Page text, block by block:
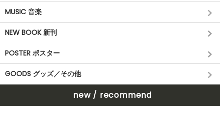
MUSIC 音楽
NEW BOOK 新刊
POSTER ポスター
GOODS グッズ／その他
new / recommend